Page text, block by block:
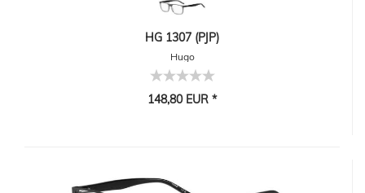
HG 1307 (PJP)
Hugo
148,80 EUR *